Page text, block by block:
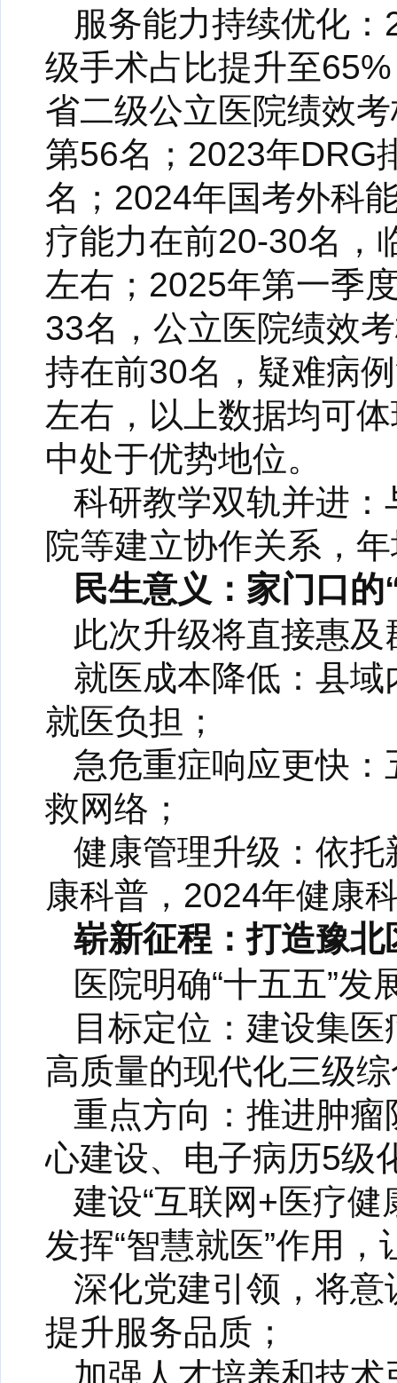
服务能力持续优化
级手术占比提升至
省二级公立医院绩效
第56名；2023年DRG
名；2024年国考外科
疗能力在前20-30名，
左右；2025年第一季
33名，公立医院绩效
持在前30名，疑难病
左右，以上数据均可
中处于优势地位。
科研教学双轨并进
院等建立协作关系，
民生意义：家门口的
此次升级将直接惠及
就医成本降低：县
就医负担；
急危重症响应更快
救网络；
健康管理升级：依
康科普，2024年健康
崭新征程：打造豫
医院明确“十五五”发
目标定位：建设集
高质量的现代化三级
重点方向：推进肿
心建设、电子病历5级
建设“互联网+医疗
发挥“智慧就医”作用
深化党建引领，将
提升服务品质；